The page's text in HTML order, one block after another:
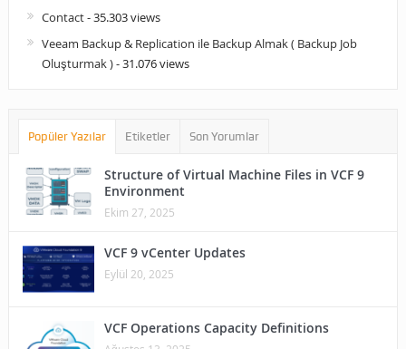
Contact- 35.303 views
Veeam Backup & Replication ile Backup Almak ( Backup Job
Oluşturmak )- 31.076 views
Popüler Yazılar Etiketler Son Yorumlar
Structure of Virtual Machine Files in VCF 9
Environment
Ekim 27, 2025
VCF 9 vCenter Updates
Eylül 20, 2025
VCF Operations Capacity Definitions